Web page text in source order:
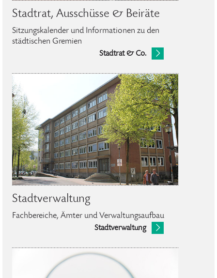
Stadtrat, Ausschüsse & Beiräte
Sitzungskalender und Informationen zu den
städtischen Gremien
Stadtrat & Co.
Stadtverwaltung
Fachbereiche, Ämter und Verwaltungsaufbau
Stadtverwaltung